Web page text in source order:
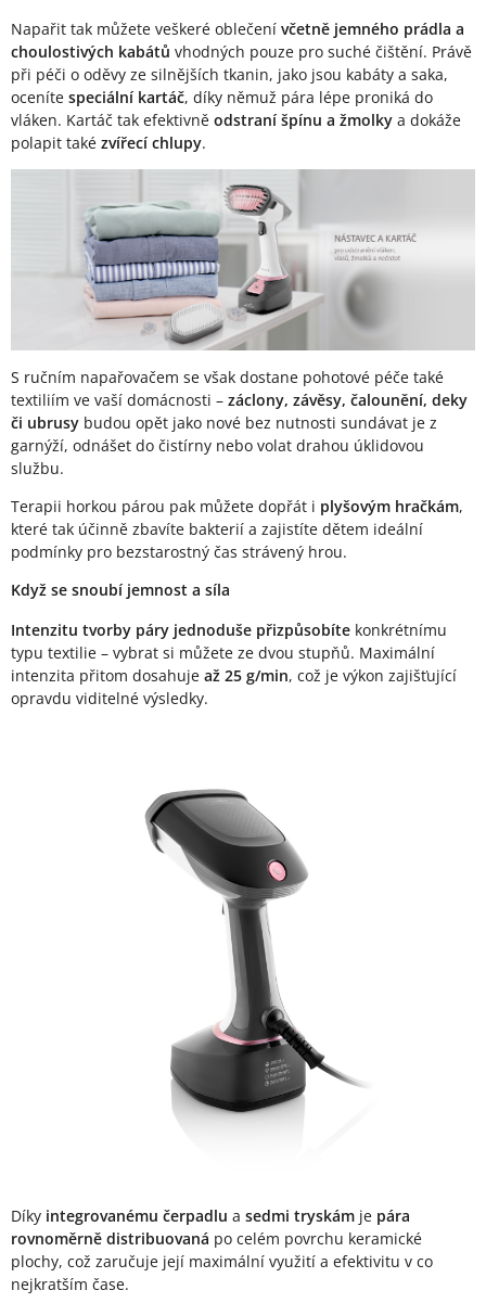
Napařit tak můžete veškeré oblečení včetně jemného prádla a
choulostivých kabátů vhodných pouze pro suché čištění. Právě
při péči o oděvy ze silnějších tkanin, jako jsou kabáty a saka,
oceníte speciální kartáč, díky němuž pára lépe proniká do
vláken. Kartáč tak efektivně odstraní špínu a žmolky a dokáže
polapit také zvířecí chlupy.
S ručním napařovačem se však dostane pohotové péče také
textiliím ve vaší domácnosti – záclony, závěsy, čalounění, deky
či ubrusy budou opět jako nové bez nutnosti sundávat je z
garnýží, odnášet do čistírny nebo volat drahou úklidovou
službu.
Terapii horkou párou pak můžete dopřát i plyšovým hračkám,
které tak účinně zbavíte bakterií a zajistíte dětem ideální
podmínky pro bezstarostný čas strávený hrou.
Když se snoubí jemnost a síla
Intenzitu tvorby páry jednoduše přizpůsobíte konkrétnímu
typu textilie – vybrat si můžete ze dvou stupňů. Maximální
intenzita přitom dosahuje až 25 g/min, což je výkon zajišťující
opravdu viditelné výsledky.
Díky integrovanému čerpadlu a sedmi tryskám je pára
rovnoměrně distribuovaná po celém povrchu keramické
plochy, což zaručuje její maximální využití a efektivitu v co
nejkratším čase.